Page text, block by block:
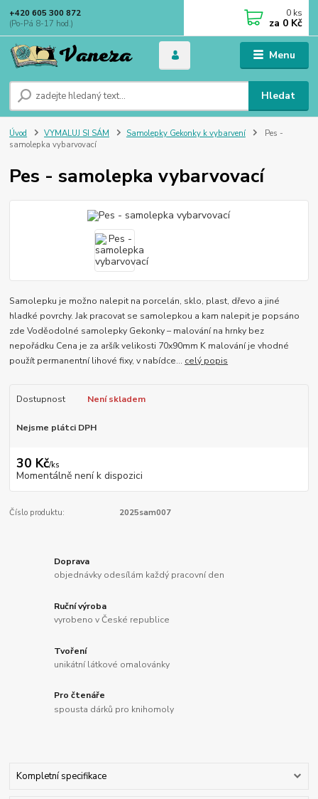
Menu
Hledat
+420 605 300 872
(Po-Pá 8-17 hod.)
0 ks
za 0 Kč
Úvod VYMALUJ SI SÁM Samolepky Gekonky k vybarvení
Pes -
samolepka vybarvovací
Pes - samolepka vybarvovací
Samolepku je možno nalepit na porcelán, sklo, plast, dřevo a jiné
hladké povrchy. Jak pracovat se samolepkou a kam nalepit je popsáno
zde Voděodolné samolepky Gekonky – malování na hrnky bez
nepořádku Cena je za aršík velikosti 70x90mm K malování je vhodné
použít permanentní lihové fixy, v nabídce... celý popis
Dostupnost Není skladem
Nejsme plátci DPH
30 Kč/ks
Momentálně není k dispozici
Číslo produktu: 2025sam007
Doprava
objednávky odesílám každý pracovní den
Ruční výroba
vyrobeno v České republice
Tvoření
unikátní látkové omalovánky
Pro čtenáře
spousta dárků pro knihomoly
Kompletní specifikace